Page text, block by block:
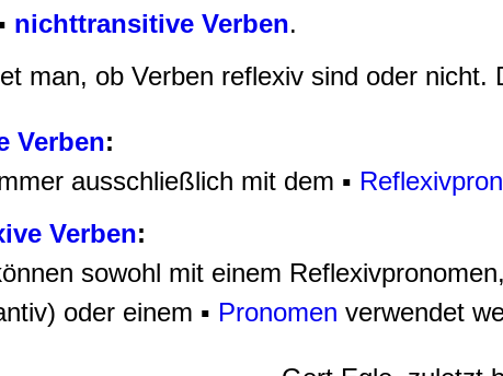
nichttransitive Verben.
man, ob Verben reflexiv sind oder nicht.
Verben:
ausschließlich mit dem ▪
Verben:
sowohl mit einem
oder einem ▪ Pronomen verwendet